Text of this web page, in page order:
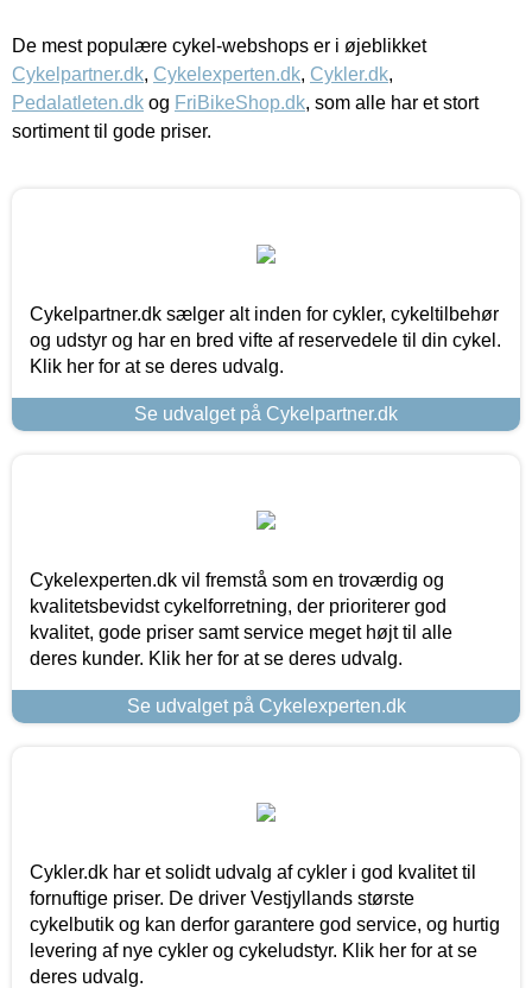
De mest populære cykel-webshops er i øjeblikket
Cykelpartner.dk, Cykelexperten.dk, Cykler.dk,
Pedalatleten.dk og FriBikeShop.dk, som alle har et stort
sortiment til gode priser.
Cykelpartner.dk sælger alt inden for cykler, cykeltilbehør
og udstyr og har en bred vifte af reservedele til din cykel.
Klik her for at se deres udvalg.
Se udvalget på Cykelpartner.dk
Cykelexperten.dk vil fremstå som en troværdig og
kvalitetsbevidst cykelforretning, der prioriterer god
kvalitet, gode priser samt service meget højt til alle
deres kunder. Klik her for at se deres udvalg.
Se udvalget på Cykelexperten.dk
Cykler.dk har et solidt udvalg af cykler i god kvalitet til
fornuftige priser. De driver Vestjyllands største
cykelbutik og kan derfor garantere god service, og hurtig
levering af nye cykler og cykeludstyr. Klik her for at se
deres udvalg.